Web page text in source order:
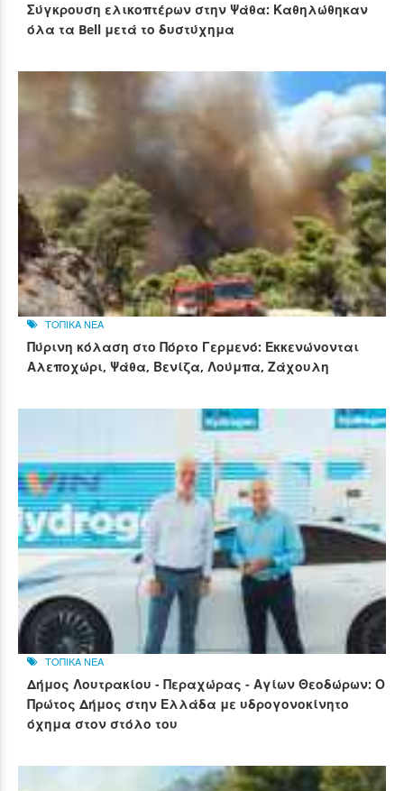
Σύγκρουση ελικοπτέρων στην Ψάθα: Καθηλώθηκαν
όλα τα Bell μετά το δυστύχημα
ΤΟΠΙΚΑ ΝΕΑ
Πύρινη κόλαση στο Πόρτο Γερμενό: Εκκενώνονται
Αλεποχώρι, Ψάθα, Βενίζα, Λούμπα, Ζάχουλη
ΤΟΠΙΚΑ ΝΕΑ
Δήμος Λουτρακίου - Περαχώρας - Αγίων Θεοδώρων: Ο
Πρώτος Δήμος στην Ελλάδα με υδρογονοκίνητο
όχημα στον στόλο του